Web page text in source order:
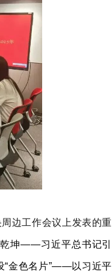
边工作会议上发表的重
坤——习近平总书记引
“金色名片”——以习近平